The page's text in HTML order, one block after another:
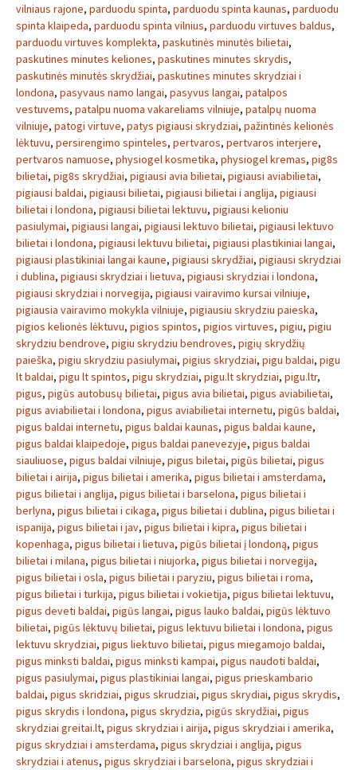
vilniaus rajone, parduodu spinta, parduodu spinta kaunas, parduodu
spinta klaipeda, parduodu spinta vilnius, parduodu virtuves baldus,
parduodu virtuves komplekta, paskutinės minutės bilietai,
paskutines minutes keliones, paskutines minutes skrydis,
paskutinės minutės skrydžiai, paskutines minutes skrydziai i
londona, pasyvaus namo langai, pasyvus langai, patalpos
vestuvems, patalpu nuoma vakareliams vilniuje, patalpų nuoma
vilniuje, patogi virtuve, patys pigiausi skrydziai, pažintinės kelionės
lėktuvu, persirengimo spinteles, pertvaros, pertvaros interjere,
pertvaros namuose, physiogel kosmetika, physiogel kremas, pig8s
bilietai, pig8s skrydžiai, pigiausi avia bilietai, pigiausi aviabilietai,
pigiausi baldai, pigiausi bilietai, pigiausi bilietai i anglija, pigiausi
bilietai i londona, pigiausi bilietai lektuvu, pigiausi kelioniu
pasiulymai, pigiausi langai, pigiausi lektuvo bilietai, pigiausi lektuvo
bilietai i londona, pigiausi lektuvu bilietai, pigiausi plastikiniai langai,
pigiausi plastikiniai langai kaune, pigiausi skrydžiai, pigiausi skrydziai
i dublina, pigiausi skrydziai i lietuva, pigiausi skrydziai i londona,
pigiausi skrydziai i norvegija, pigiausi vairavimo kursai vilniuje,
pigiausia vairavimo mokykla vilniuje, pigiausiu skrydziu paieska,
pigios kelionės lėktuvu, pigios spintos, pigios virtuves, pigiu, pigiu
skrydziu bendrove, pigiu skrydziu bendroves, pigių skrydžių
paieška, pigiu skrydziu pasiulymai, pigius skrydziai, pigu baldai, pigu
lt baldai, pigu lt spintos, pigu skrydziai, pigu.lt skrydziai, pigu.ltr,
pigus, pigūs autobusų bilietai, pigus avia bilietai, pigus aviabilietai,
pigus aviabilietai i londona, pigus aviabilietai internetu, pigūs baldai,
pigus baldai internetu, pigus baldai kaunas, pigus baldai kaune,
pigus baldai klaipedoje, pigus baldai panevezyje, pigus baldai
siauliuose, pigus baldai vilniuje, pigus biletai, pigūs bilietai, pigus
bilietai i airija, pigus bilietai i amerika, pigus bilietai i amsterdama,
pigus bilietai i anglija, pigus bilietai i barselona, pigus bilietai i
berlyna, pigus bilietai i cikaga, pigus bilietai i dublina, pigus bilietai i
ispanija, pigus bilietai i jav, pigus bilietai i kipra, pigus bilietai i
kopenhaga, pigus bilietai i lietuva, pigūs bilietai į londoną, pigus
bilietai i milana, pigus bilietai i niujorka, pigus bilietai i norvegija,
pigus bilietai i osla, pigus bilietai i paryziu, pigus bilietai i roma,
pigus bilietai i turkija, pigus bilietai i vokietija, pigus bilietai lektuvu,
pigus deveti baldai, pigūs langai, pigus lauko baldai, pigūs lėktuvo
bilietai, pigūs lėktuvų bilietai, pigus lektuvu bilietai i londona, pigus
lektuvu skrydziai, pigus liektuvo bilietai, pigus miegamojo baldai,
pigus minksti baldai, pigus minksti kampai, pigus naudoti baldai,
pigus pasiulymai, pigus plastikiniai langai, pigus prieskambario
baldai, pigus skridziai, pigus skrudziai, pigus skrydiai, pigus skrydis,
pigus skrydis i londona, pigus skrydzia, pigūs skrydžiai, pigus
skrydziai greitai.lt, pigus skrydziai i airija, pigus skrydziai i amerika,
pigus skrydziai i amsterdama, pigus skrydziai i anglija, pigus
skrydziai i atenus, pigus skrydziai i barselona, pigus skrydziai i